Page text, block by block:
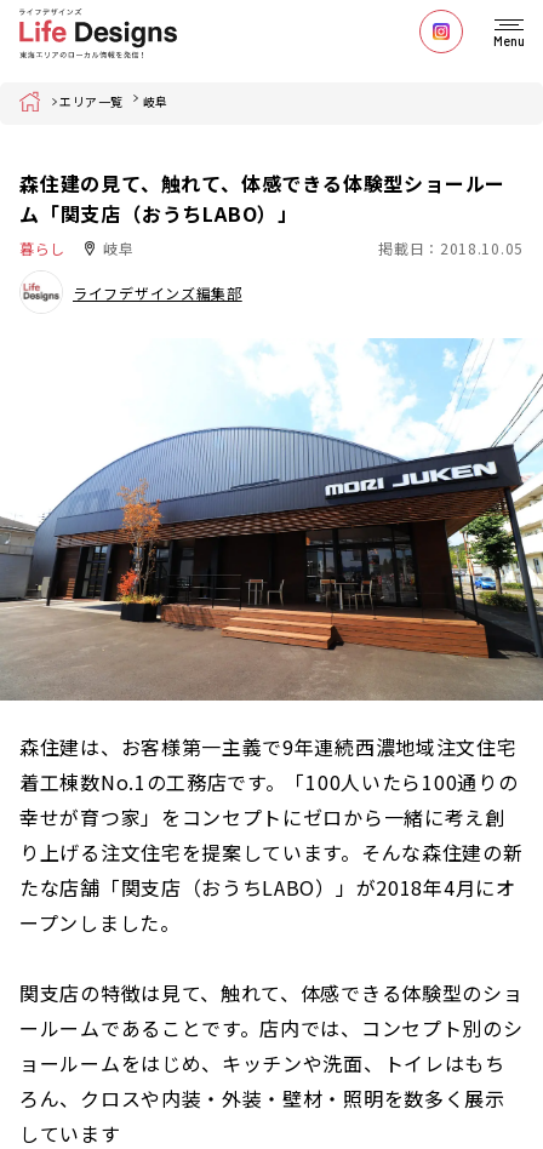
Menu
Home エリア一覧 岐阜
森住建の見て、触れて、体感できる体験型ショールー
ム「関支店（おうちLABO）」
暮らし 岐阜 掲載日：2018.10.05
ライフデザインズ編集部
森住建は、お客様第一主義で9年連続西濃地域注文住宅
着工棟数No.1の工務店です。「100人いたら100通りの
幸せが育つ家」をコンセプトにゼロから一緒に考え創
り上げる注文住宅を提案しています。そんな森住建の新
たな店舗「関支店（おうちLABO）」が2018年4月にオ
ープンしました。
関支店の特徴は見て、触れて、体感できる体験型のショ
ールームであることです。店内では、コンセプト別のシ
ョールームをはじめ、キッチンや洗面、トイレはもち
ろん、クロスや内装・外装・壁材・照明を数多く展示
しています